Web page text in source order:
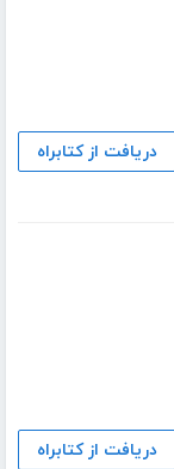
دریافت از کتابراه
دریافت از کتابراه